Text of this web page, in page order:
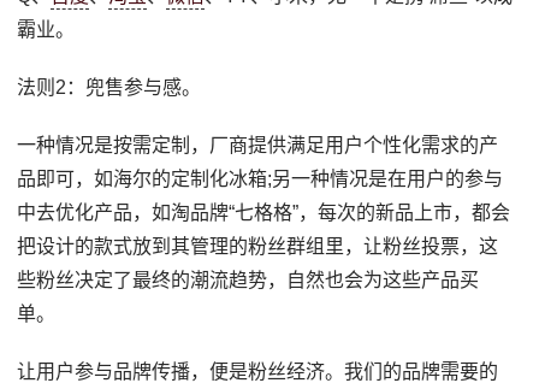
霸业。
法则2：兜售参与感。
一种情况是按需定制，厂商提供满足用户个性化需求的产
品即可，如海尔的定制化冰箱;另一种情况是在用户的参与
中去优化产品，如淘品牌“七格格”，每次的新品上市，都会
把设计的款式放到其管理的粉丝群组里，让粉丝投票，这
些粉丝决定了最终的潮流趋势，自然也会为这些产品买
单。
让用户参与品牌传播，便是粉丝经济。我们的品牌需要的